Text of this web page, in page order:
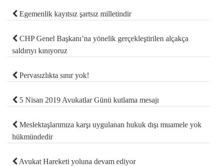
Egemenlik kayıtsız şartsız milletindir
CHP Genel Başkanı’na yönelik gerçekleştirilen alçakça
saldırıyı kınıyoruz
Pervasızlıkta sınır yok!
5 Nisan 2019 Avukatlar Günü kutlama mesajı
Meslektaşlarımıza karşı uygulanan hukuk dışı muamele yok
hükmündedir
Avukat Hareketi yoluna devam ediyor